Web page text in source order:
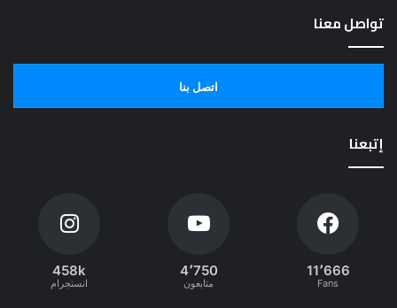
تواصل معنا
اتصل بنا
إتبعنا
11٬666
Fans
4٬750
متابعون
458k
انستجرام